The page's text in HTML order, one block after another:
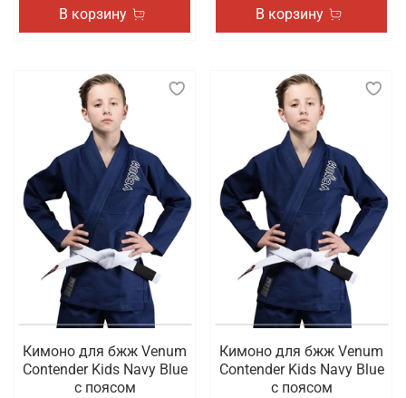
В корзину В корзину
Кимоно для бжж Venum
Contender Kids Navy Blue
с поясом
Кимоно для бжж Venum
Contender Kids Navy Blue
с поясом